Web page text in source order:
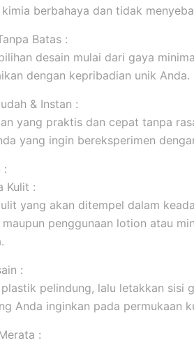
berbahaya dan tidak
Batas :
desain mulai dari gaya
dengan kepribadian unik Anda.
& Instan :
yang praktis dan cepat tanpa
yang ingin bereksperimen
:
Kulit :
yang akan ditempel dalam
penggunaan lotion atau
:
pelindung, lalu letakkan sisi
Anda inginkan pada permukaan
: